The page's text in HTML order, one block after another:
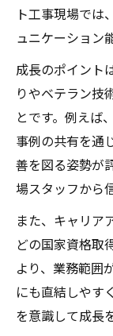
ト工事現場では
ュニケーション
成長のポイント
りやベテラン技
とです。例えば
事例の共有を通
善を図る姿勢が
場スタッフから
また、キャリア
どの国家資格取
より、業務範囲
にも直結しやす
を意識して成長